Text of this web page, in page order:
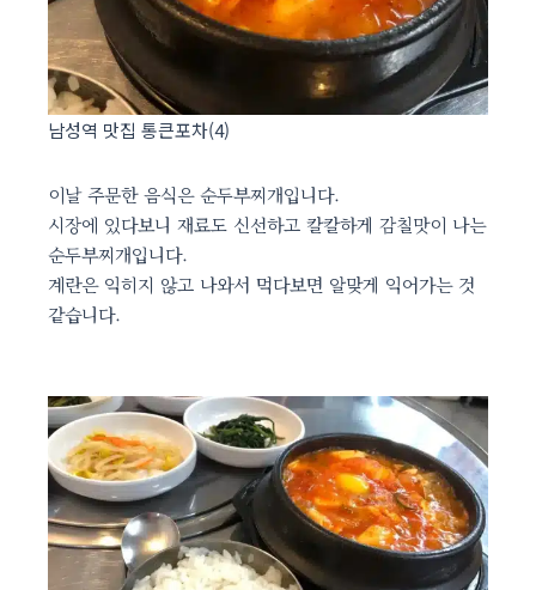
남성역 맛집 통큰포차(4)
이날 주문한 음식은 순두부찌개입니다.
시장에 있다보니 재료도 신선하고 칼칼하게 감칠맛이 나는
순두부찌개입니다.
계란은 익히지 않고 나와서 먹다보면 알맞게 익어가는 것
같습니다.